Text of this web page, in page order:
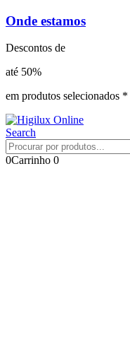
Onde estamos
Descontos de
até 50%
em produtos selecionados *
Search
0Carrinho 0